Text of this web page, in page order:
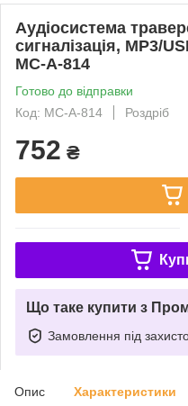
Аудіосистема
сигналізація, МР3/
MC-A-814
Готово до відправки
Код: MC-A-814
Роздріб
752 ₴
Що таке купити з
Замовлення під
Опис Характеристики